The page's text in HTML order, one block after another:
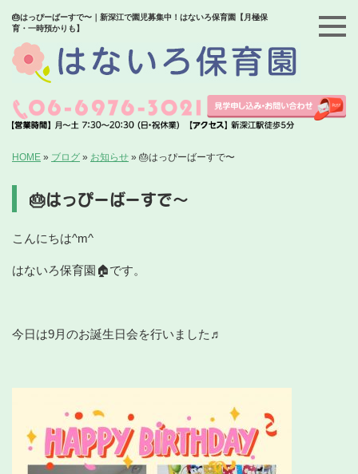
🎂はっぴーばーすで〜｜新深江で園児募集中！はないろ保育園【月極保
育・一時預かりも】
HOME » ブログ » お知らせ » 🎂はっぴーばーすで〜
🎂はっぴーばーすで〜
こんにちは^m^
はないろ保育園🏠です。
今日は9月のお誕生日会を行いました♬